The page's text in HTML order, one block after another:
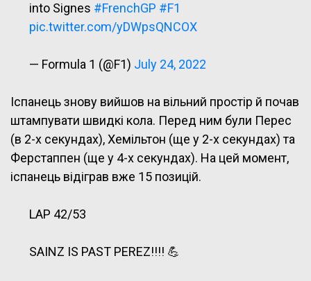
into Signes #FrenchGP #F1
pic.twitter.com/yDWpsQNCOX
— Formula 1 (@F1) July 24, 2022
Іспанець знову вийшов на вільний простір й почав
штампувати швидкі кола. Перед ним були Перес
(в 2-х секундах), Хемільтон (ще у 2-х секундах) та
Ферстаппен (ще у 4-х секундах). На цей момент,
іспанець відіграв вже 15 позицій.
LAP 42/53
SAINZ IS PAST PEREZ!!!! 💪